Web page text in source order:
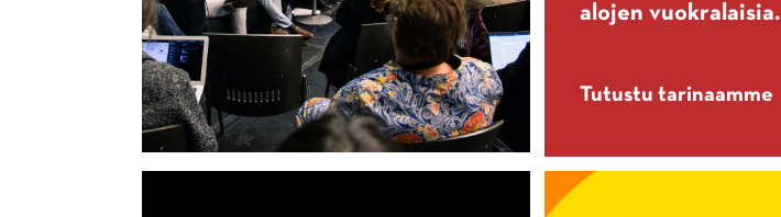
alojen vuokralaisia.
Tutustu tarinaamme